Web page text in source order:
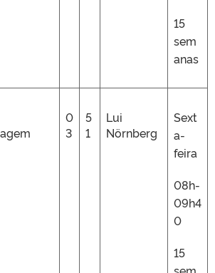
15
sem
anas
0
3
5
1
Lui
Nörnberg
Sext
a-
feira
08h-
09h4
0
15